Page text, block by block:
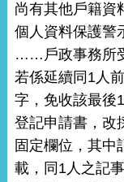
尚有其他戶籍資
個人資料保護警
……戶政事務所
若係延續同1人
字，免收該最後
登記申請書，改
固定欄位，其中
載，同1人之記